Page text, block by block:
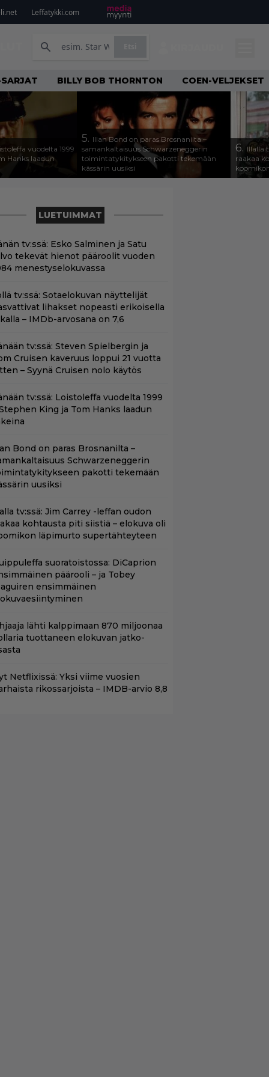
Leffatykki.com
BILLY BOB THORNTON COEN-VELJEKSET
vuodelta 1999
Hanks laadun
5. Illan Bond on paras Brosnanilta –
samankaltaisuus Schwarzeneggerin
toimintatykitykseen pakotti tekemään
kässärin uusiksi
6. Illalla
raakaa
LUETUIMMAT
tv:ssä: Esko Salminen ja Satu
tekevät hienot pääroolit vuoden
menestyselokuvassa
tv:ssä: Sotaelokuvan näyttelijät
lihakset nopeasti erikoisella
– IMDb-arvosana on 7,6
tv:ssä: Steven Spielbergin ja
Cruisen kaveruus loppui 21 vuotta
– Syynä Cruisen nolo käytös
tv:ssä: Loistoleffa vuodelta 1999
King ja Tom Hanks laadun
Bond on paras Brosnanilta –
Schwarzeneggerin
pakotti tekemään
uusiksi
tv:ssä: Jim Carrey -leffan oudon
kohtausta piti siistiä – elokuva oli
läpimurto supertähteyteen
suoratoistossa: DiCaprion
päärooli – ja Tobey
ensimmäinen
lähti kalppimaan 870 miljoonaa
tuottaneen elokuvan jatko-
Netflixissä: Yksi viime vuosien
rikossarjoista – IMDB-arvio 8,8